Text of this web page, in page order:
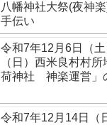
八幡神社大祭(夜神
手伝い
令和7年12月6日（
（日）西米良村村
荷神社 神楽運営」
令和7年12月14日（